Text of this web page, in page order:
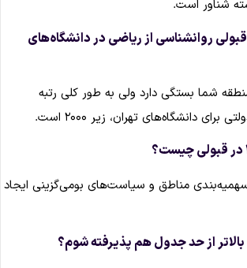
شناور است.
روانشناسی از ریاضی در دانشگاه‌های
شما بستگی دارد ولی به طور کلی رتبه
دانشگاه‌های تهران، زیر ۲۰۰۰ است.
مناطق و سیاست‌های بومی‌گزینی ایجاد
از حد جدول هم پذیرفته شوم؟